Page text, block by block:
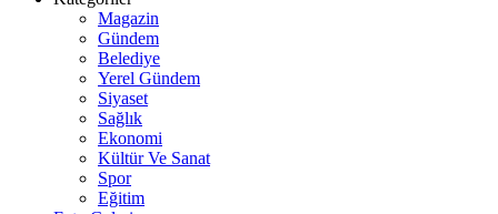
Magazin
Gündem
Belediye
Yerel Gündem
Siyaset
Sağlık
Ekonomi
Kültür Ve Sanat
Spor
Eğitim